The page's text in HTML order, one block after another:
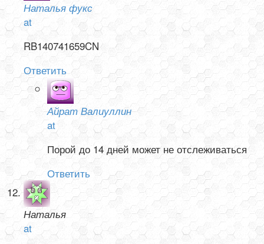
Наталья фукс
at
RB140741659CN
Ответить
Айрат Валиуллин
at
Порой до 14 дней может не отслеживаться
Ответить
Наталья
at